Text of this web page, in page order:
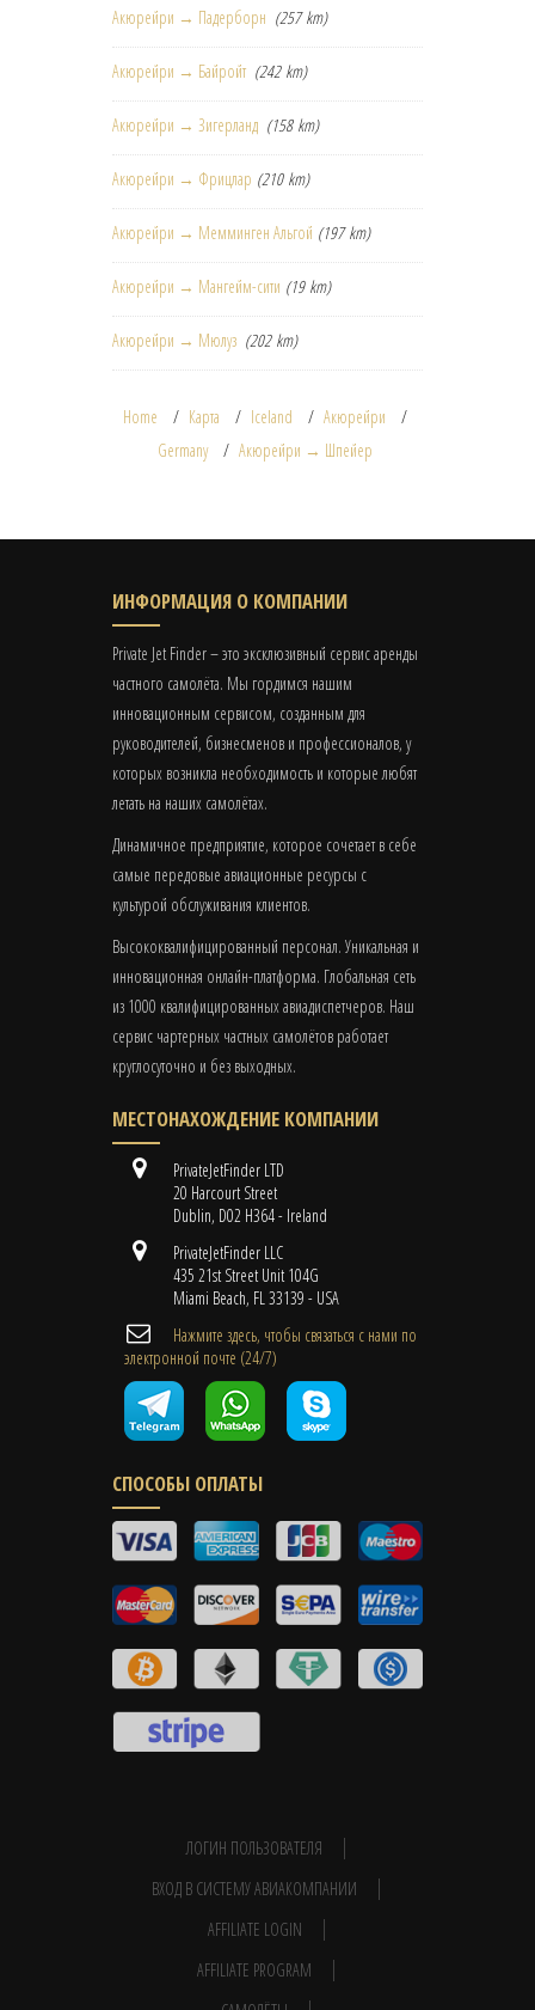
Акюрейри → Падерборн (257 km)
Акюрейри → Байройт (242 km)
Акюрейри → Зигерланд (158 km)
Акюрейри → Фрицлар (210 km)
Акюрейри → Мемминген Альгой (197 km)
Акюрейри → Мангейм-сити (19 km)
Акюрейри → Мюлуз (202 km)
Home Карта Iceland
Акюрейри
Germany
Акюрейри → Шпейер
ИНФОРМАЦИЯ О КОМПАНИИ
Private Jet Finder – это эксклюзивный сервис аренды
частного самолёта. Мы гордимся нашим
инновационным сервисом, созданным для
руководителей, бизнесменов и профессионалов, у
которых возникла необходимость и которые любят
летать на наших самолётах.
Динамичное предприятие, которое сочетает в себе
самые передовые авиационные ресурсы с
культурой обслуживания клиентов.
Высококвалифицированный персонал. Уникальная и
инновационная онлайн-платформа. Глобальная сеть
из 1000 квалифицированных авиадиспетчеров. Наш
сервис чартерных частных самолётов работает
круглосуточно и без выходных.
МЕСТОНАХОЖДЕНИЕ КОМПАНИИ
PrivateJetFinder LTD
20 Harcourt Street
Dublin, D02 H364 - Ireland
PrivateJetFinder LLC
435 21st Street Unit 104G
Miami Beach, FL 33139 - USA
Нажмите здесь, чтобы связаться с нами по
электронной почте (24/7)
СПОСОБЫ ОПЛАТЫ
ЛОГИН ПОЛЬЗОВАТЕЛЯ
ВХОД В СИСТЕМУ АВИАКОМПАНИИ
AFFILIATE LOGIN
AFFILIATE PROGRAM